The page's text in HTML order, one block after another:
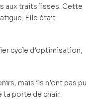
aux traits lisses. Cette
Elle était
cycle d’optimisation,
mais ils n’ont pas pu
ta porte de chair.